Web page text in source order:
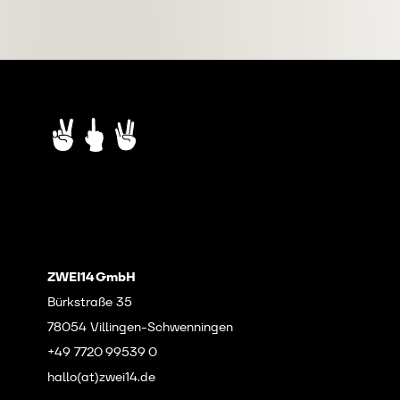
ZWEI14 GmbH
Bürkstraße 35
78054 Villingen-Schwenningen
+49 7720 99539 0
hallo(at)zwei14.de